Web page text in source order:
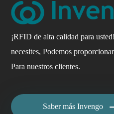
¡RFID de alta calidad para
necesites, Podemos
Para nuestros clientes.
Saber más Invengo